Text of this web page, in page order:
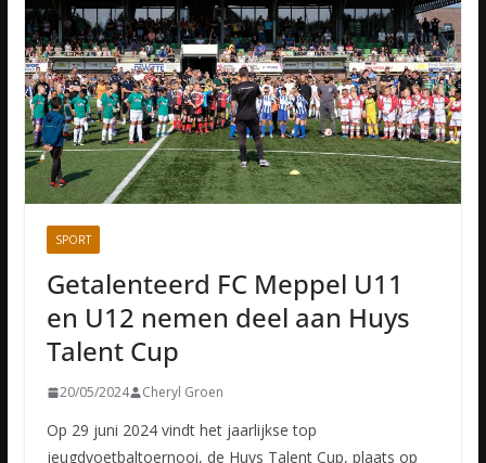
SPORT
Getalenteerd FC Meppel U11
en U12 nemen deel aan Huys
Talent Cup
20/05/2024 Cheryl Groen
Op 29 juni 2024 vindt het jaarlijkse top
jeugdvoetbaltoernooi, de Huys Talent Cup, plaats op